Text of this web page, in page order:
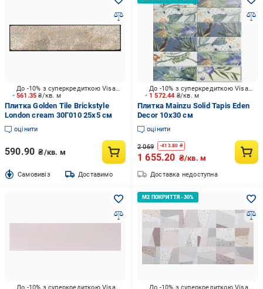
561.35₴/кв. м
До -10% з суперкредиткою Visa Вигода
Плитка Golden Tile Brickstyle
London cream 30Г010 25x5 см
оцінити
590.90 ₴/кв. м
Cамовивіз Доставимо
1 572.44 ₴/кв. м
До -10% з суперкредиткою Visa Вигода
Плитка Mainzu Solid Tapis Eden
Decor 10x30 см
оцінити
2 069 -413.80 ₴
1 655.20 ₴/кв. м
Доставка недоступна
До -10% з суперкредиткою Visa Вигода До -10% з суперкредиткою Visa Вигода